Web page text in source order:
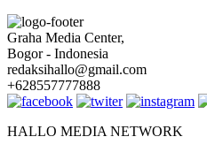
Graha Media Center,
Bogor - Indonesia
redaksihallo@gmail.com
+628557777888
HALLO MEDIA NETWORK